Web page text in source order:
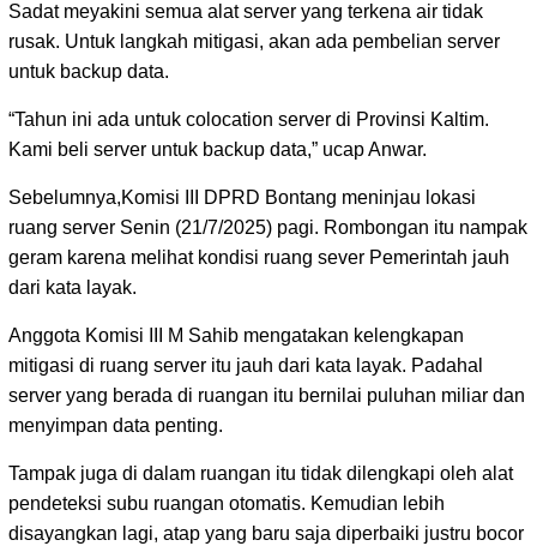
Sadat meyakini semua alat server yang terkena air tidak
rusak. Untuk langkah mitigasi, akan ada pembelian server
untuk backup data.
“Tahun ini ada untuk colocation server di Provinsi Kaltim.
Kami beli server untuk backup data,” ucap Anwar.
Sebelumnya,Komisi III DPRD Bontang meninjau lokasi
ruang server Senin (21/7/2025) pagi. Rombongan itu nampak
geram karena melihat kondisi ruang sever Pemerintah jauh
dari kata layak.
Anggota Komisi III M Sahib mengatakan kelengkapan
mitigasi di ruang server itu jauh dari kata layak. Padahal
server yang berada di ruangan itu bernilai puluhan miliar dan
menyimpan data penting.
Tampak juga di dalam ruangan itu tidak dilengkapi oleh alat
pendeteksi subu ruangan otomatis. Kemudian lebih
disayangkan lagi, atap yang baru saja diperbaiki justru bocor